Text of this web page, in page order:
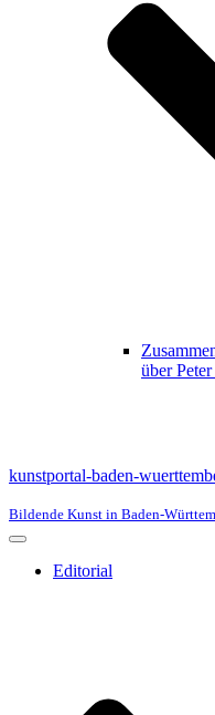
über
kunstportal-baden-
Bildende Kunst in Baden-
Navigationsmenü
Editorial